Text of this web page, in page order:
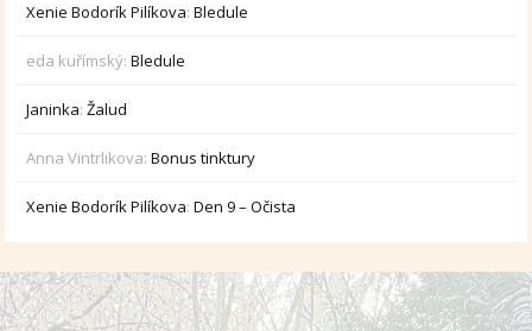
Xenie Bodorík Pilíkova:Bledule
eda kuřímský:Bledule
Janinka:Žalud
Anna Vintrlikova:Bonus tinktury
Xenie Bodorík Pilíkova:Den 9 – Očista